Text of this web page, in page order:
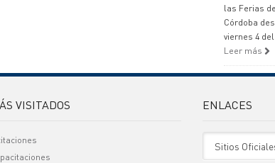
las Ferias
Córdoba
viernes 4
Leer más
VISITADOS ENLACES